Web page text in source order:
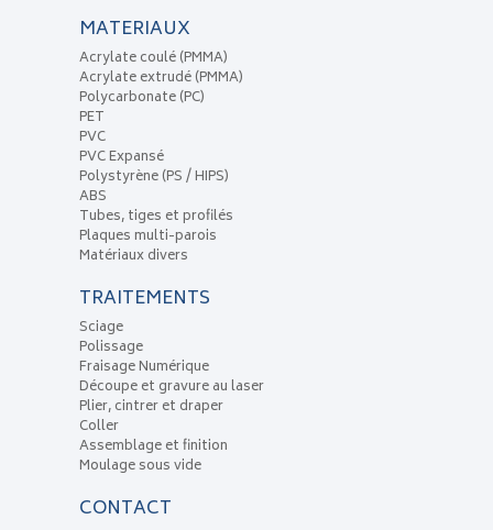
MATERIAUX
Acrylate coulé (PMMA)
Acrylate extrudé (PMMA)
Polycarbonate (PC)
PET
PVC
PVC Expansé
Polystyrène (PS / HIPS)
ABS
Tubes, tiges et profilés
Plaques multi-parois
Matériaux divers
TRAITEMENTS
Sciage
Polissage
Fraisage Numérique
Découpe et gravure au laser
Plier, cintrer et draper
Coller
Assemblage et finition
Moulage sous vide
CONTACT